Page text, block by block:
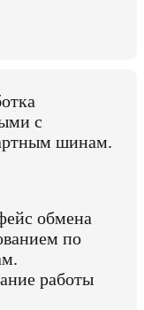
с
шинам.
обмена
по
работы